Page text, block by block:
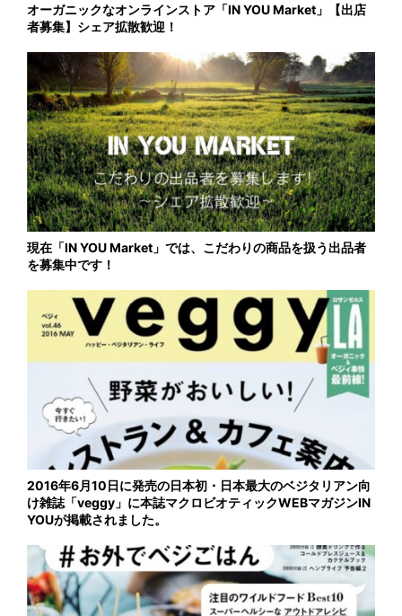
オーガニックなオンラインストア「IN YOU Market」【出店
者募集】シェア拡散歓迎！
現在「IN YOU Market」では、こだわりの商品を扱う出品者
を募集中です！
2016年6月10日に発売の日本初・日本最大のベジタリアン向
け雑誌「veggy」に本誌マクロビオティックWEBマガジンIN
YOUが掲載されました。